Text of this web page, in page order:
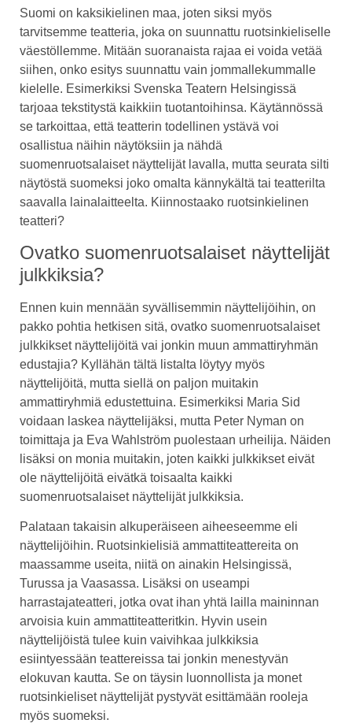
Suomi on kaksikielinen maa, joten siksi myös
tarvitsemme teatteria, joka on suunnattu ruotsinkieliselle
väestöllemme. Mitään suoranaista rajaa ei voida vetää
siihen, onko esitys suunnattu vain jommallekummalle
kielelle. Esimerkiksi Svenska Teatern Helsingissä
tarjoaa tekstitystä kaikkiin tuotantoihinsa. Käytännössä
se tarkoittaa, että teatterin todellinen ystävä voi
osallistua näihin näytöksiin ja nähdä
suomenruotsalaiset näyttelijät lavalla, mutta seurata silti
näytöstä suomeksi joko omalta kännykältä tai teatterilta
saavalla lainalaitteelta. Kiinnostaako ruotsinkielinen
teatteri?
Ovatko suomenruotsalaiset näyttelijät
julkkiksia?
Ennen kuin mennään syvällisemmin näyttelijöihin, on
pakko pohtia hetkisen sitä, ovatko suomenruotsalaiset
julkkikset näyttelijöitä vai jonkin muun ammattiryhmän
edustajia? Kyllähän tältä listalta löytyy myös
näyttelijöitä, mutta siellä on paljon muitakin
ammattiryhmiä edustettuina. Esimerkiksi Maria Sid
voidaan laskea näyttelijäksi, mutta Peter Nyman on
toimittaja ja Eva Wahlström puolestaan urheilija. Näiden
lisäksi on monia muitakin, joten kaikki julkkikset eivät
ole näyttelijöitä eivätkä toisaalta kaikki
suomenruotsalaiset näyttelijät julkkiksia.
Palataan takaisin alkuperäiseen aiheeseemme eli
näyttelijöihin. Ruotsinkielisiä ammattiteattereita on
maassamme useita, niitä on ainakin Helsingissä,
Turussa ja Vaasassa. Lisäksi on useampi
harrastajateatteri, jotka ovat ihan yhtä lailla maininnan
arvoisia kuin ammattiteatteritkin. Hyvin usein
näyttelijöistä tulee kuin vaivihkaa julkkiksia
esiintyessään teattereissa tai jonkin menestyvän
elokuvan kautta. Se on täysin luonnollista ja monet
ruotsinkieliset näyttelijät pystyvät esittämään rooleja
myös suomeksi.